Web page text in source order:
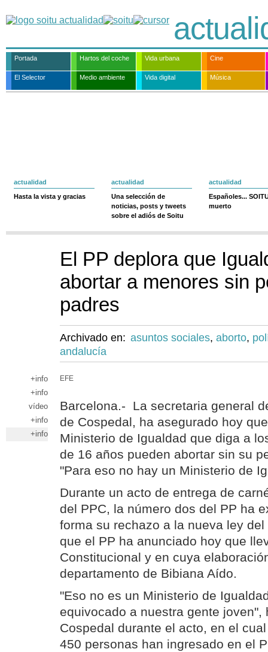
Portada Hartos del coche Vida urbana Cine
El Selector Medio ambiente Vida digital Música
actualidad
Hasta la vista y gracias
actualidad
Una selección de
noticias, posts y tweets
sobre el adiós de Soitu
actualidad
Españoles...
muerto
El PP deplora que
abortar a menores sin
padres
Archivado en: asuntos sociales, aborto,
andalucía
+info
+info
vídeo
+info
+info
EFE
Barcelona.- La secretaria general
de Cospedal, ha asegurado hoy
Ministerio de Igualdad que diga a
de 16 años pueden abortar sin su
"Para eso no hay un Ministerio de
Durante un acto de entrega de
del PPC, la número dos del PP ha
forma su rechazo a la nueva ley
que el PP ha anunciado hoy que
Constitucional y en cuya
departamento de Bibiana Aído.
"Eso no es un Ministerio de
equivocado a nuestra gente joven",
Cospedal durante el acto, en el
450 personas han ingresado en el